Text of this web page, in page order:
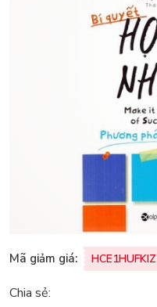
Mã giảm giá:
Chia sẻ: